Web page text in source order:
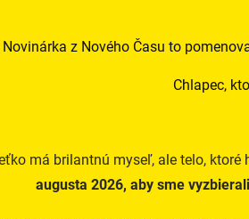
Novinárka z Nového Času to
Chlapec,
má brilantnú myseľ, ale telo,
augusta 2026, aby sme